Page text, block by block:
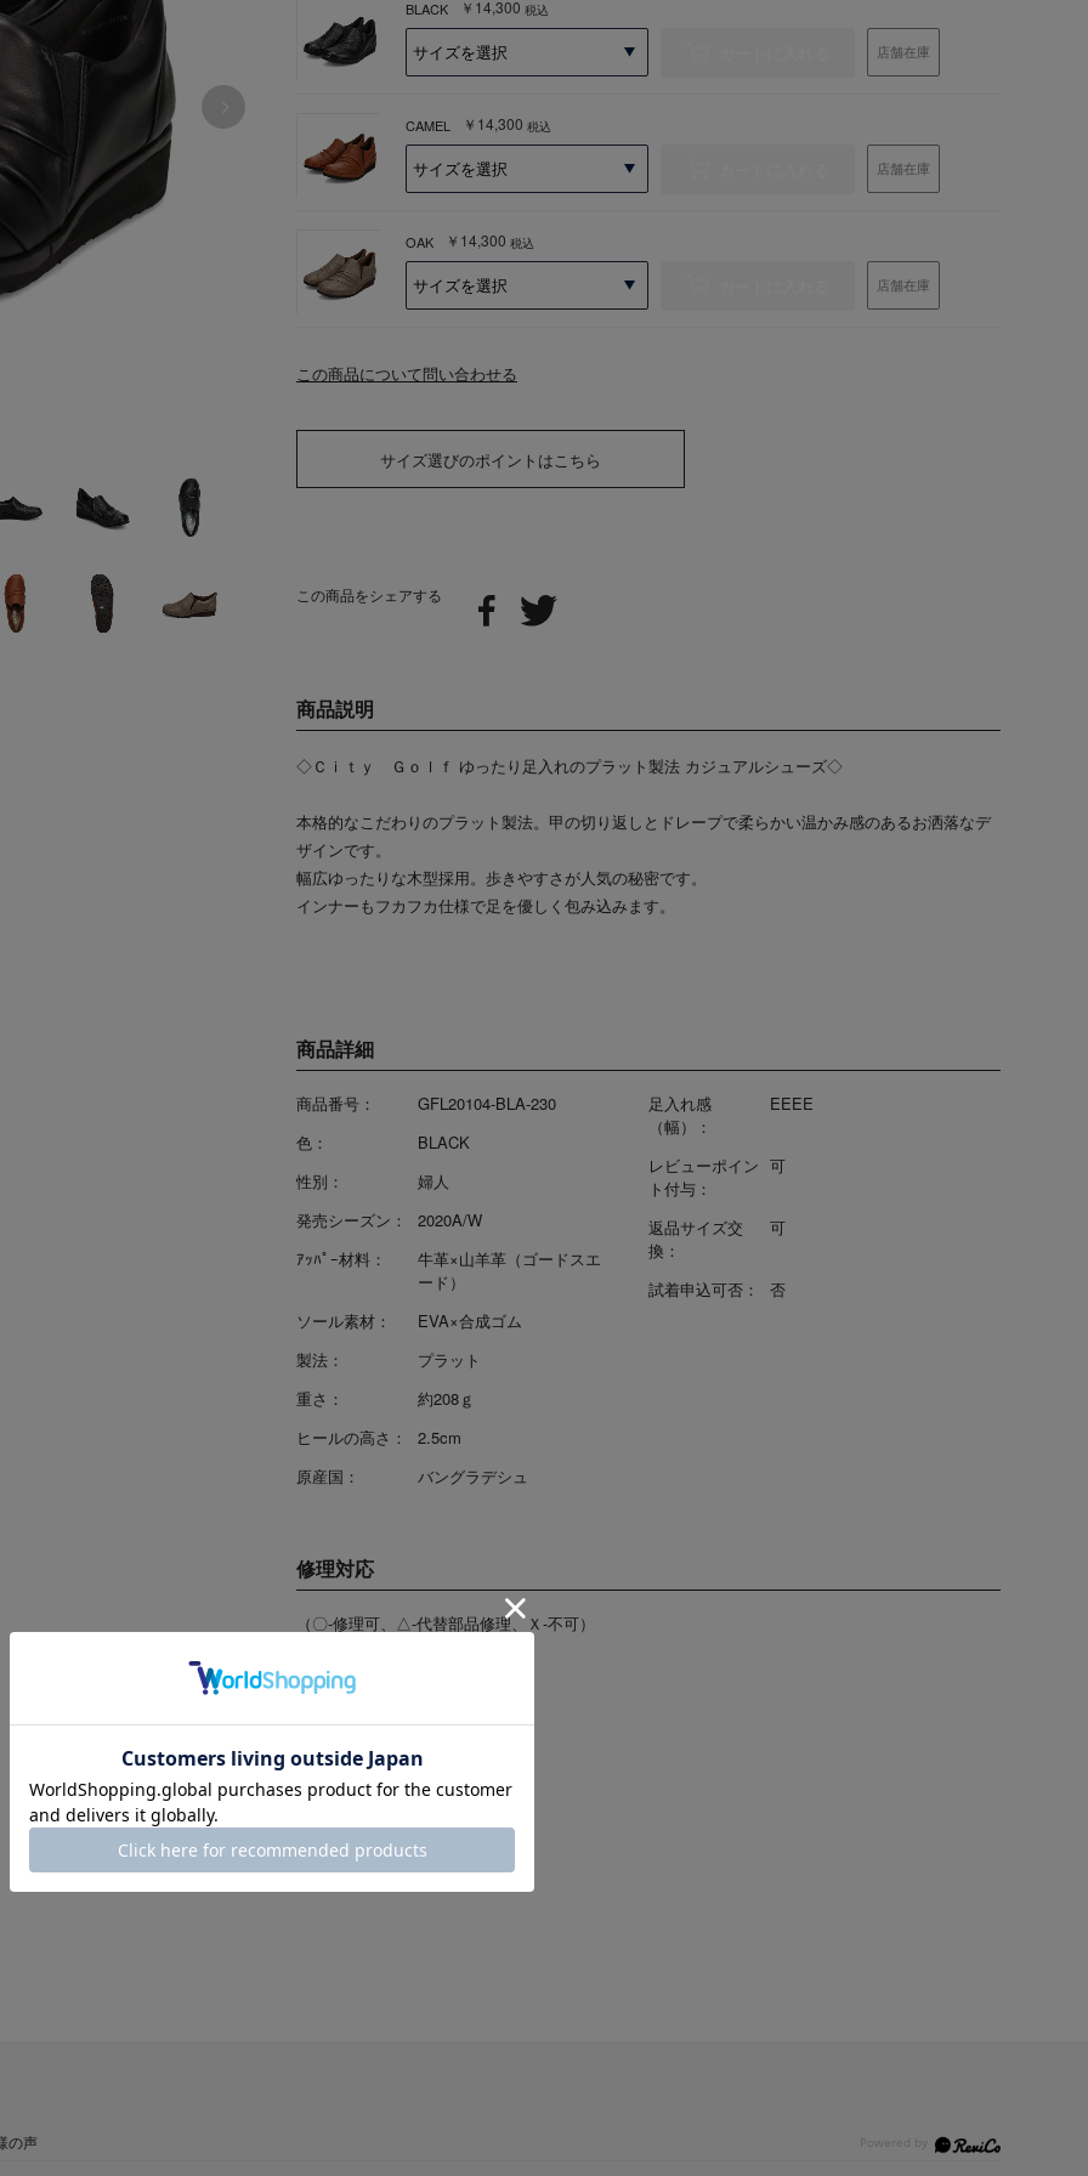
この商品をシェアする
商品詳細
商品番号：
GFL20104-BLA-230
色：
BLACK
性別：
婦人
発売シーズン：
2020A/W
ｱｯﾊﾟｰ材料：
牛革×山羊革（ゴードスエ
ード）
ソール素材：
EVA×合成ゴム
製法：
プラット
重さ：
約208ｇ
ヒールの高さ：
2.5cm
原産国：
バングラデシュ
足入れ感
（幅）：
EEEE
レビューポイン
ト付与：
可
返品サイズ交
換：
可
試着申込可否： 否
修理対応
（〇-修理可、△-代替部品修理、Ｘ-不可）
ヒール交換：
BLACK ￥14,300 税込
店舗在庫
CAMEL ￥14,300 税込
店舗在庫
OAK ￥14,300 税込
店舗在庫
商品説明
◇Ｃｉｔｙ Ｇｏｌｆ ゆったり足入れのプラット製法 カジュアルシューズ◇
本格的なこだわりのプラット製法。甲の切り返しとドレープで柔らかい温かみ感のあるお洒落なデ
ザインです。
幅広ゆったりな木型採用。歩きやすさが人気の秘密です。
インナーもフカフカ仕様で足を優しく包み込みます。
この商品について問い合わせる
サイズ選びのポイントはこちら
の声